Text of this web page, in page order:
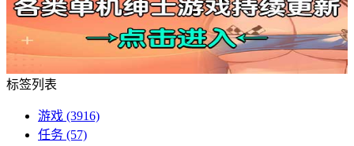
标签列表
游戏 (3916)
任务 (57)